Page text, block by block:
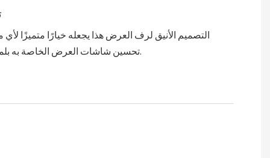
التصميم الأنيق لرف العرض هذا يجعله خيارًا متميزًا لأي
تحسين شاشات العرض الخاصة به بلمسة من الأناقة.